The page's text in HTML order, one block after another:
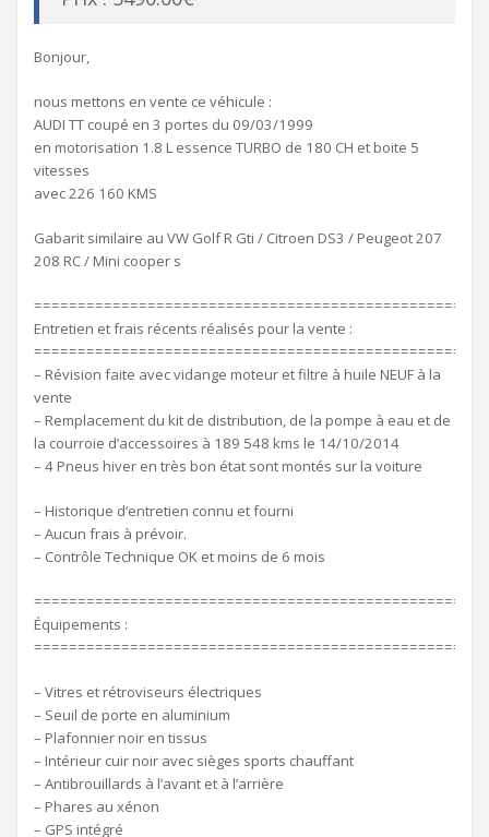
Bonjour,
nous mettons en vente ce véhicule :
AUDI TT coupé en 3 portes du 09/03/1999
en motorisation 1.8 L essence TURBO de 180 CH et boite 5
vitesses
avec 226 160 KMS
Gabarit similaire au VW Golf R Gti / Citroen DS3 / Peugeot 207
208 RC / Mini cooper s
Entretien et frais récents réalisés pour la vente :
– Révision faite avec vidange moteur et filtre à huile NEUF à la
vente
– Remplacement du kit de distribution, de la pompe à eau et de
la courroie d’accessoires à 189 548 kms le 14/10/2014
– 4 Pneus hiver en très bon état sont montés sur la voiture
– Historique d’entretien connu et fourni
– Aucun frais à prévoir.
– Contrôle Technique OK et moins de 6 mois
Équipements :
– Vitres et rétroviseurs électriques
– Seuil de porte en aluminium
– Plafonnier noir en tissus
– Intérieur cuir noir avec sièges sports chauffant
– Antibrouillards à l’avant et à l’arrière
– Phares au xénon
– GPS intégré